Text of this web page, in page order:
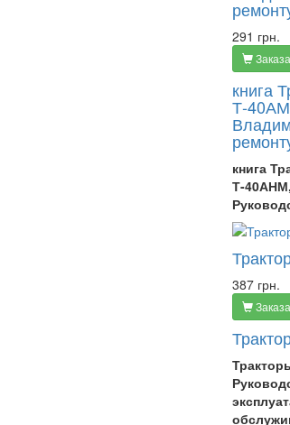
291 грн.
книга
Т-
книга
Т-
387 грн.